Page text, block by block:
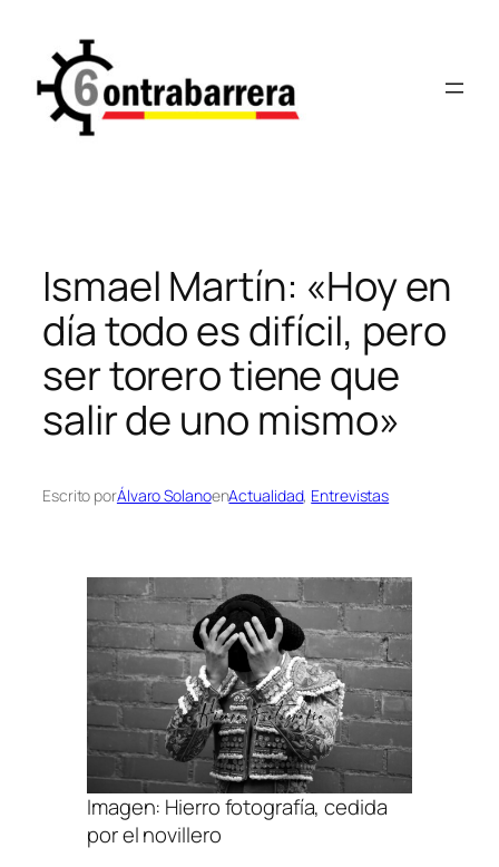
contenido
Ismael Martín: «Hoy en
día todo es difícil, pero
ser torero tiene que
salir de uno mismo»
Escrito porÁlvaro SolanoenActualidad, Entrevistas
Imagen: Hierro fotografía, cedida
por el novillero